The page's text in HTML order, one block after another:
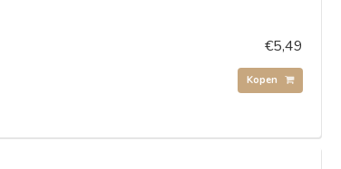
€5,49
Kopen